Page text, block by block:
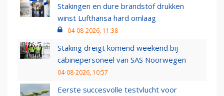
Stakingen en dure brandstof drukken
winst Lufthansa hard omlaag
04-08-2026, 11:38
Staking dreigt komend weekend bij
cabinepersoneel van SAS Noorwegen
04-08-2026, 10:57
Eerste succesvolle testvlucht voor